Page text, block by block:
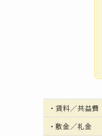
・ 賃料／共益費
・敷金／礼金